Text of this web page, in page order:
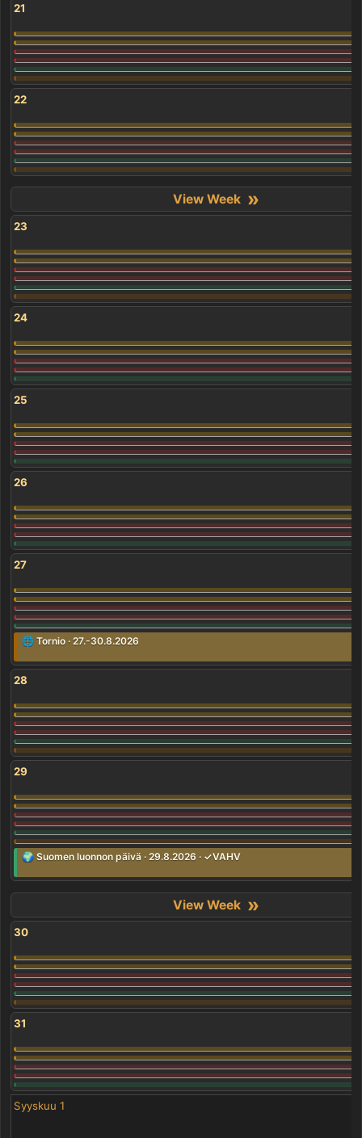
21
22
»
23
24
25
26
27
🌐 Tornio · 27.-30.8.2026
28
29
🌍 Suomen luonnon päivä · 29.8.2026 · ✓VAHV
»
30
31
Syyskuu 1